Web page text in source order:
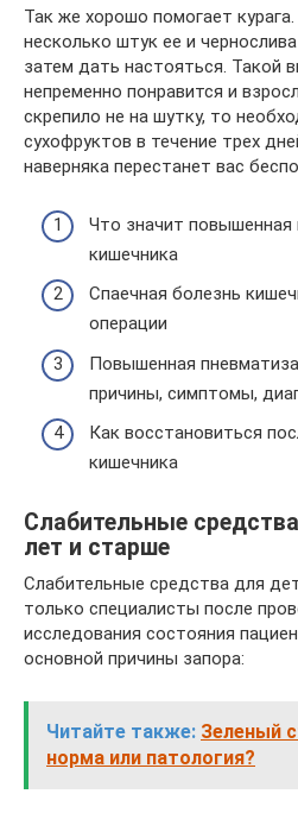
Так же хорошо помогает
несколько штук ее и
затем дать настояться. Такой
непременно понравится и
скрепило не на шутку, то
сухофруктов в течение трех
наверняка перестанет вас
Что значит повышенная
кишечника
Спаечная болезнь
операции
Повышенная
причины, симптомы,
Как восстановиться
кишечника
Слабительные
лет и старше
Слабительные средства для
только специалисты после
исследования состояния
основной причины запора:
Читайте также: Зеленый
норма или патология?